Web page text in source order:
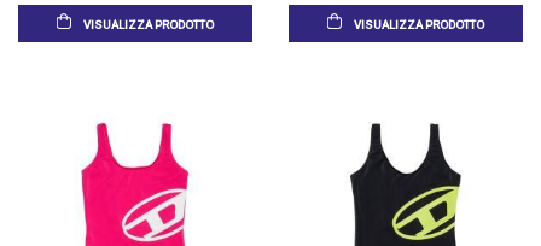
VISUALIZZA PRODOTTO VISUALIZZA PRODOTTO